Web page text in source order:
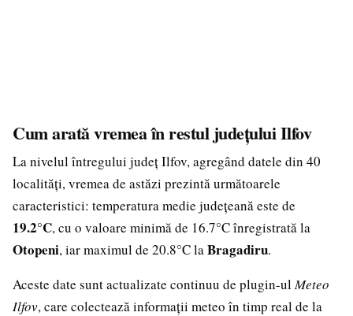
Cum arată vremea în restul județului Ilfov
La nivelul întregului județ Ilfov, agregând datele din 40
localități, vremea de astăzi prezintă următoarele
caracteristici: temperatura medie județeană este de
19.2°C, cu o valoare minimă de 16.7°C înregistrată la
Otopeni, iar maximul de 20.8°C laBragadiru.
Aceste date sunt actualizate continuu de plugin-ulMeteo
Ilfov, care colectează informații meteo în timp real de la